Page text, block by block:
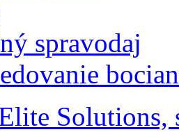
spravodaj
Solutions,